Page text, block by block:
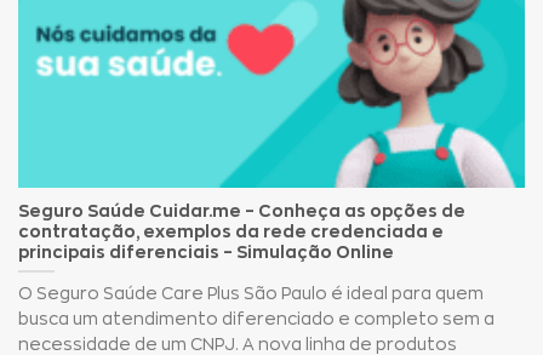
Seguro Saúde Cuidar.me – Conheça as opções de
contratação, exemplos da rede credenciada e
principais diferenciais – Simulação Online
O Seguro Saúde Care Plus São Paulo é ideal para quem
busca um atendimento diferenciado e completo sem a
necessidade de um CNPJ. A nova linha de produtos